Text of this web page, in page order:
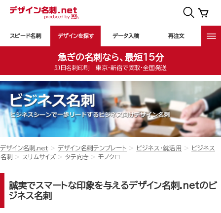
スピード名刺 デザインを探す データ入稿 再注文
急ぎの名刺なら、最短15分
即日名刺印刷｜東京・新宿で受取・全国発送
デザイン名刺.net デザイン名刺テンプレート ビジネス・就活用
ビジネス
名刺
スリムサイズ タテ向き モノクロ
誠実でスマートな印象を与えるデザイン名刺.netのビ
ジネス名刺